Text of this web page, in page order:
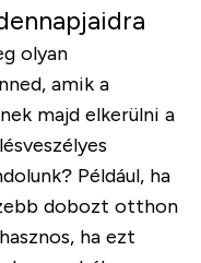
olyan
amik a
majd elkerülni a
Például, ha
dobozt otthon
ha ezt